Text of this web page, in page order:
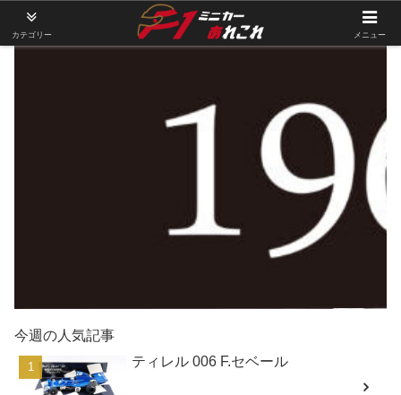
今週の人気記事
ティレル 006 F.セベール
カテゴリー メニュー